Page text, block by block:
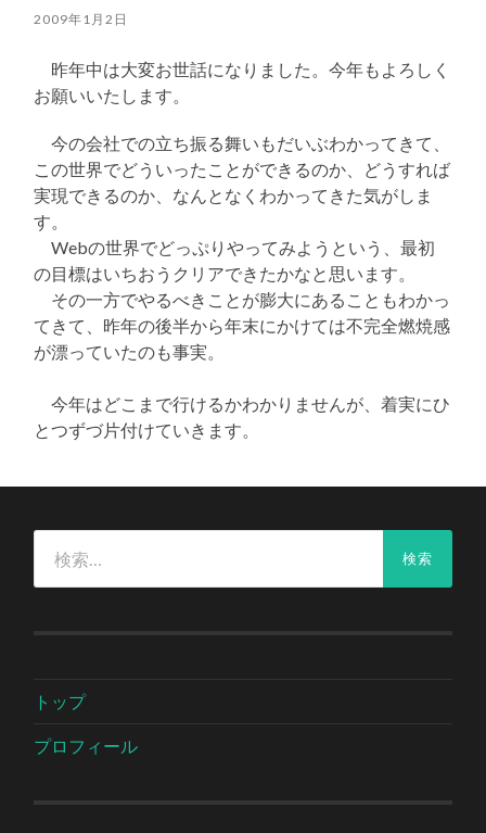
2009年1月2日
昨年中は大変お世話になりました。今年もよろしく
お願いいたします。
今の会社での立ち振る舞いもだいぶわかってきて、
この世界でどういったことができるのか、どうすれば
実現できるのか、なんとなくわかってきた気がしま
す。
Webの世界でどっぷりやってみようという、最初
の目標はいちおうクリアできたかなと思います。
その一方でやるべきことが膨大にあることもわかっ
てきて、昨年の後半から年末にかけては不完全燃焼感
が漂っていたのも事実。
今年はどこまで行けるかわかりませんが、着実にひ
とつずづ片付けていきます。
索:
トップ
プロフィール